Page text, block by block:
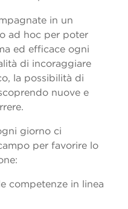
in un
ad hoc per poter
ed efficace ogni
di incoraggiare
la possibilità di
nuove e
giorno ci
per favorire lo
competenze in linea